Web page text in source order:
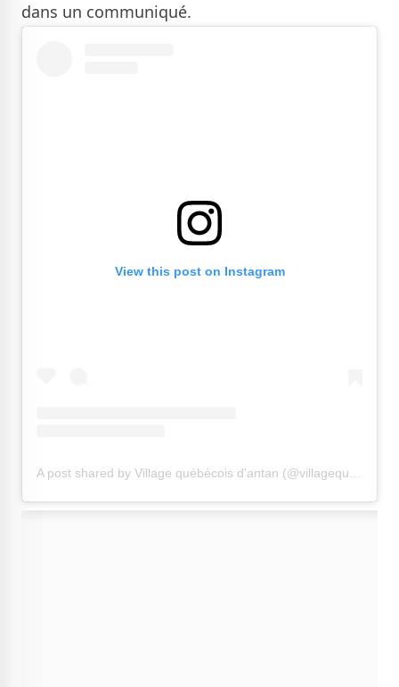
dans un communiqué.
View this post on Instagram
A post shared by Village québécois d'antan (@villagequebecois)